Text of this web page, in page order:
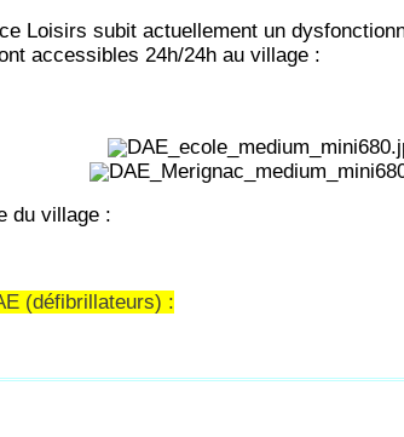
Loisirs subit actuellement un
accessibles 24h/24h au village :
du village :
(défibrillateurs) :